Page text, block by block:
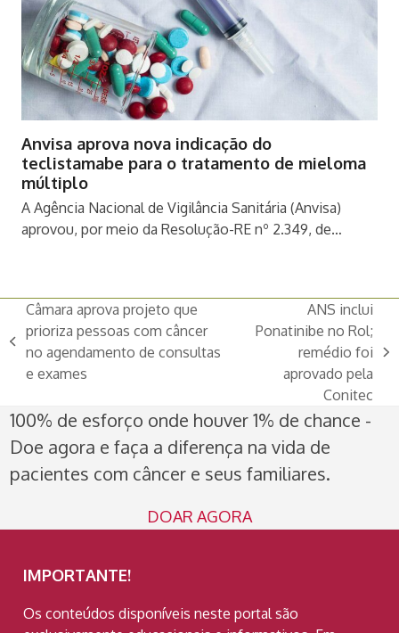
Anvisa aprova nova indicação do
teclistamabe para o tratamento de mieloma
múltiplo
A Agência Nacional de Vigilância Sanitária (Anvisa)
aprovou, por meio da Resolução-RE nº 2.349, de…
previous
post:
Câmara aprova projeto que
prioriza pessoas com câncer
no agendamento de consultas
e exames
ANS inclui
Ponatinibe no Rol;
remédio foi
aprovado pela
Conitec
100% de esforço onde houver 1% de chance -
Doe agora e faça a diferença na vida de
pacientes com câncer e seus familiares.
DOAR AGORA
IMPORTANTE!
Os conteúdos disponíveis neste portal são